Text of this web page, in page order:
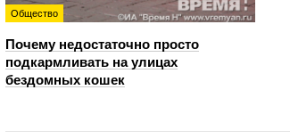
Общество
Почему недостаточно просто
подкармливать на улицах
бездомных кошек